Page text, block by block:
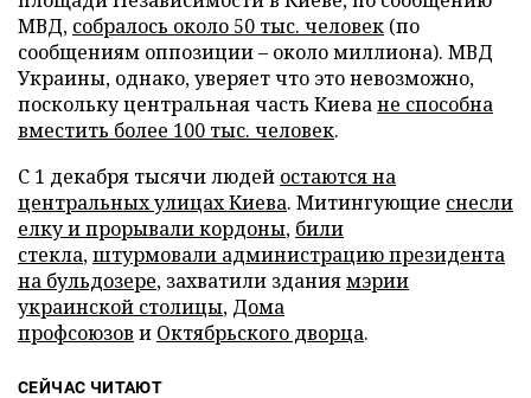
МВД, собралось около 50 тыс. человек (по
сообщениям оппозиции – около миллиона). МВД
Украины, однако, уверяет что это невозможно,
поскольку центральная часть Киеване способна
вместить более 100 тыс. человек.
С 1 декабря тысячи людей остаются на
центральных улицах Киева. Митингующие снесли
елку и прорывали кордоны, били
стекла,штурмовали администрацию президента
на бульдозере, захватили зданиямэрии
украинской столицы, Дома
профсоюзов и Октябрьского дворца.
СЕЙЧАС ЧИТАЮТ